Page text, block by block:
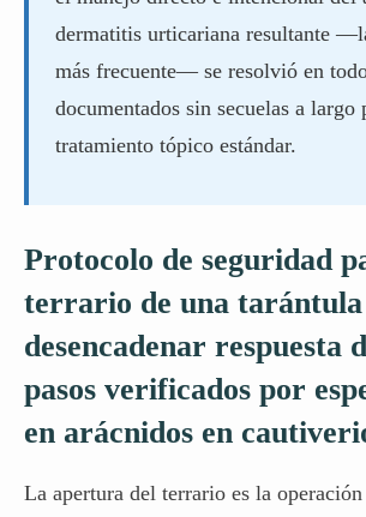
dermatitis urticariana resultante
más frecuente— se resolvió en
documentados sin secuelas a largo
tratamiento tópico estándar.
Protocolo de seguridad
terrario de una tarántula
desencadenar respuesta
pasos verificados por
en arácnidos en
La apertura del terrario es la operación